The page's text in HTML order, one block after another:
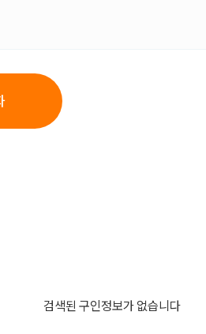
검색된 구인정보가 없습니다